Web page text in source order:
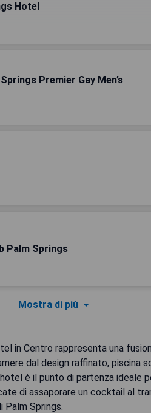
Hotel
Premier Gay Men’s
Palm Springs
Mostra di più
in Centro rappresenta una
dal design raffinato, piscina
è il punto di partenza ideale
di assaporare un cocktail al
Palm Springs.